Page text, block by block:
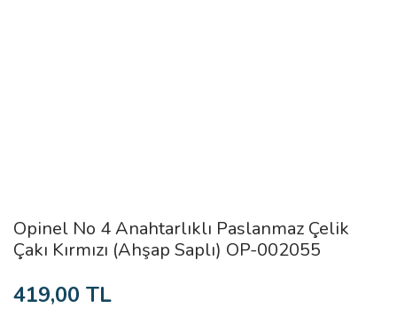
Opinel No 4 Anahtarlıklı Paslanmaz Çelik
Çakı Kırmızı (Ahşap Saplı) OP-002055
419,00 TL